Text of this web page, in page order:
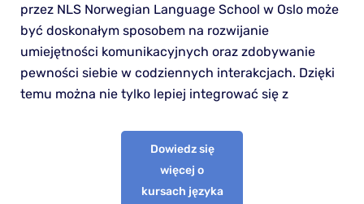
przez NLS Norwegian Language School w Oslo może
być doskonałym sposobem na rozwijanie
umiejętności komunikacyjnych oraz zdobywanie
pewności siebie w codziennych interakcjach. Dzięki
temu można nie tylko lepiej integrować się z
Dowiedz się
więcej o
kursach języka